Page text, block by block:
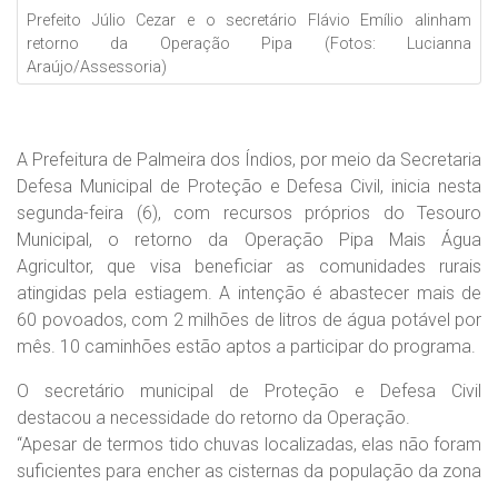
Prefeito Júlio Cezar e o secretário Flávio Emílio alinham
retorno da Operação Pipa (Fotos: Lucianna
Araújo/Assessoria)
A Prefeitura de Palmeira dos Índios, por meio da Secretaria
Defesa Municipal de Proteção e Defesa Civil, inicia nesta
segunda-feira (6), com recursos próprios do Tesouro
Municipal, o retorno da Operação Pipa Mais Água
Agricultor, que visa beneficiar as comunidades rurais
atingidas pela estiagem. A intenção é abastecer mais de
60 povoados, com 2 milhões de litros de água potável por
mês. 10 caminhões estão aptos a participar do programa.
O secretário municipal de Proteção e Defesa Civil
destacou a necessidade do retorno da Operação.
“Apesar de termos tido chuvas localizadas, elas não foram
suficientes para encher as cisternas da população da zona